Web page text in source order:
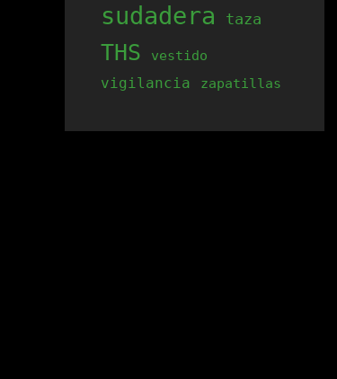
sudadera taza
THS vestido
vigilancia zapatillas